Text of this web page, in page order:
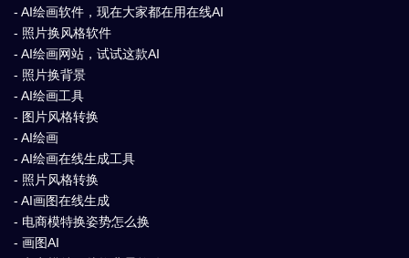
- AI绘画软件，现在大家都在用在线AI
- 照片换风格软件
- AI绘画网站，试试这款AI
- 照片换背景
- AI绘画工具
- 图片风格转换
- AI绘画
- AI绘画在线生成工具
- 照片风格转换
- AI画图在线生成
- 电商模特换姿势怎么换
- 画图AI